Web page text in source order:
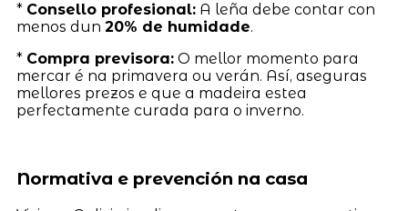
* Consello profesional:A leña debe contar con
menos dun 20% de humidade.
* Compra previsora:O mellor momento para
mercar é na primavera ou verán. Así, aseguras
mellores prezos e que a madeira estea
perfectamente curada para o inverno.
Normativa e prevención na casa